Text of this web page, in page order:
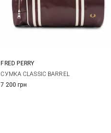
One Size
FRED PERRY
СУМКА CLASSIC BARREL
7 200 грн